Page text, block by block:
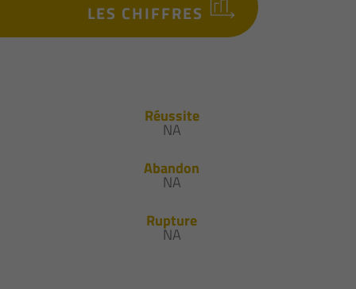
LES CHIFFRES
Réussite
NA
Abandon
NA
Rupture
NA